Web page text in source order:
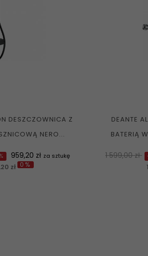
DESZCZOWNICA Z
NERO...
Cena
959,20 zł za sztukę
zł 0%
DEANTE
BATERIĄ
Normalna
1 599,00 zł